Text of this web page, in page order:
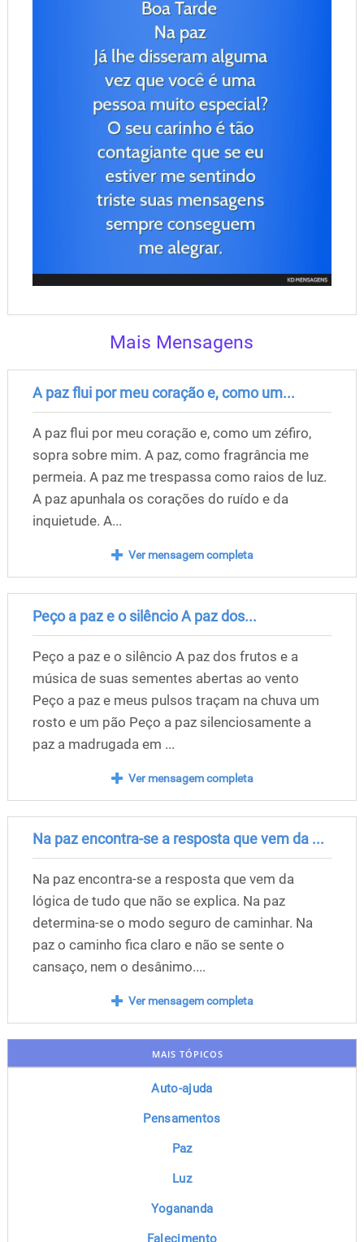
Mais Mensagens
A paz flui por meu coração e, como um...
A paz flui por meu coração e, como um zéfiro,
sopra sobre mim. A paz, como fragrância me
permeia. A paz me trespassa como raios de luz.
A paz apunhala os corações do ruído e da
inquietude. A...
Ver mensagem completa
Peço a paz e o silêncio A paz dos...
Peço a paz e o silêncio A paz dos frutos e a
música de suas sementes abertas ao vento
Peço a paz e meus pulsos traçam na chuva um
rosto e um pão Peço a paz silenciosamente a
paz a madrugada em ...
Ver mensagem completa
Na paz encontra-se a resposta que vem da ...
Na paz encontra-se a resposta que vem da
lógica de tudo que não se explica. Na paz
determina-se o modo seguro de caminhar. Na
paz o caminho fica claro e não se sente o
cansaço, nem o desânimo....
Ver mensagem completa
MAIS TÓPICOS
Auto-ajuda
Pensamentos
Paz
Luz
Yogananda